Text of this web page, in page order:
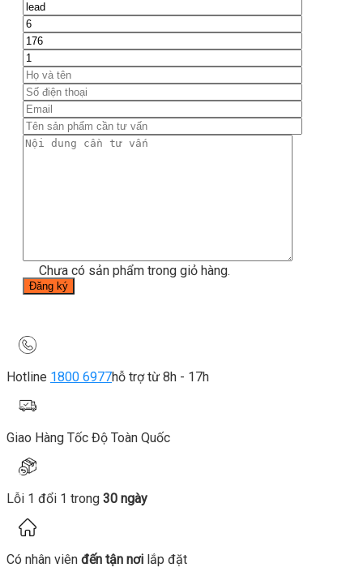
Chế độ ăn uống
Liên Hệ
Tìm
kiếm:
0
Chưa có sản phẩm trong giỏ hàng.
Chưa có sản phẩm trong giỏ hàng.
Hotline 1800 6977hỗ trợ từ 8h - 17h
Giao Hàng Tốc Độ Toàn Quốc
Lỗi 1 đổi 1 trong 30 ngày
Có nhân viên đến tận nơi lắp đặt